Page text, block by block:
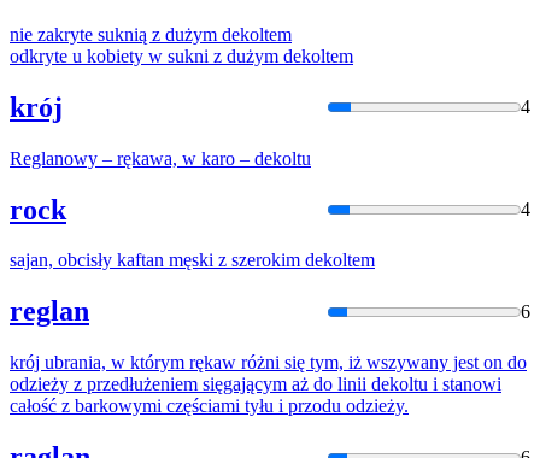
nie zakryte suknią z dużym dekoltem
odkryte u kobiety w sukni z dużym dekoltem
krój 4
Reglanowy – rękawa, w karo – dekoltu
rock 4
sajan, obcisły kaftan męski z szerokim dekoltem
reglan 6
krój ubrania, w którym rękaw różni się tym, iż wszywany jest on do
odzieży z przedłużeniem sięgającym aż do linii dekoltu i stanowi
całość z barkowymi częściami tyłu i przodu odzieży.